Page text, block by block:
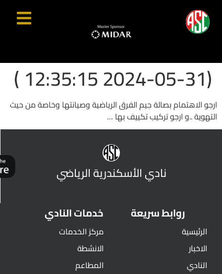
(2024-05-31 12:35:15 )
ارجو الاهتمام بصالة جيم الفرق الرياضية وصيانتها وخاصة من حيث
التهوية ..و ارجو تركيب تكييف بها …
نادي الأسكندرية الرياضي
روابط سريعة
الرئيسية
الاخبار
النادي
خدمات النادي
مركز الخدمات
الانشطة
المطاعم